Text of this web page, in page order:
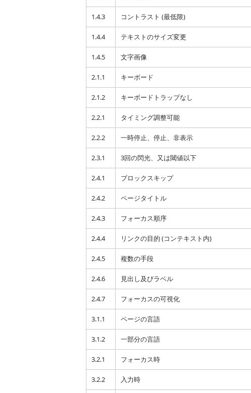
1.4.3 コントラスト (最低限)
1.4.4 テキストのサイズ変更
1.4.5 文字画像
2.1.1 キーボード
2.1.2 キーボードトラップなし
2.2.1 タイミング調整可能
2.2.2 一時停止、停止、非表示
2.3.1 3回の閃光、又は閾値以下
2.4.1 ブロックスキップ
2.4.2 ページタイトル
2.4.3 フォーカス順序
2.4.4 リンクの目的 (コンテキスト内)
2.4.5 複数の手段
2.4.6 見出し及びラベル
2.4.7 フォーカスの可視化
3.1.1 ページの言語
3.1.2 一部分の言語
3.2.1 フォーカス時
3.2.2 入力時